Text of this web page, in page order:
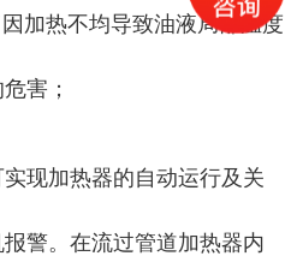
加热不均导致油液局部温度
害；
现加热器的自动运行及关
警。在流过管道加热器内